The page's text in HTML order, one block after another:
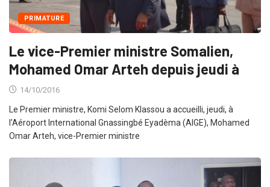
PRIMATURE
Le vice-Premier ministre Somalien,
Mohamed Omar Arteh depuis jeudi à
14/10/2016
Le Premier ministre, Komi Selom Klassou a accueilli, jeudi, à
l’Aéroport International Gnassingbé Eyadèma (AIGE), Mohamed
Omar Arteh, vice-Premier ministre